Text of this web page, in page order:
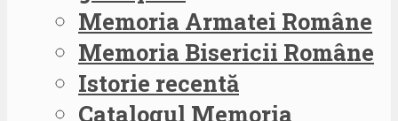
Memoria Armatei Române
Memoria Bisericii Române
Istorie recentă
Catalogul Memoria